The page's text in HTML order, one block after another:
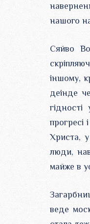
нашого
Сяйво
іншому,
деінде
прогресі
Христа,
люди,
майже в
веде